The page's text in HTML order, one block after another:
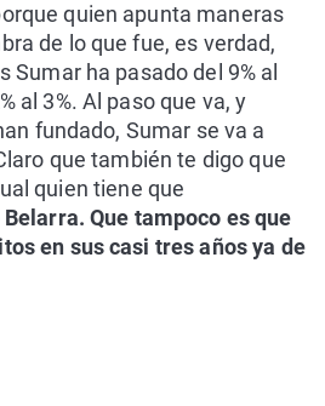
quien apunta maneras
de lo que fue, es verdad,
Sumar ha pasado del 9% al
al 3%. Al paso que va, y
fundado, Sumar se va a
que también te digo que
quien tiene que
Que tampoco es que
en sus casi tres años ya de